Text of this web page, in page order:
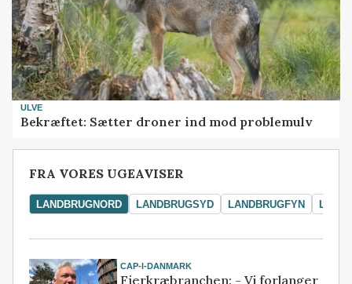
ULVE
Bekræftet: Sætter droner ind mod problemulv
FRA VORES UGEAVISER
LANDBRUGNORD LANDBRUGSYD LANDBRUGFYN
CAP-I-DANMARK
Fjerkræbranchen: - Vi forlanger